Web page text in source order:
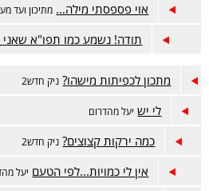
אוי פספסתי מילה... מתיכון ועד
תודה! נשמע כמו תפו"א שאני
מתכון לכפיתות מישהו? ניק חדש2
לי יש יעל מהדרום
כמה ירקות קצוצים? ניק חדש2
אין לי כמויות...לפי הטעם יעל